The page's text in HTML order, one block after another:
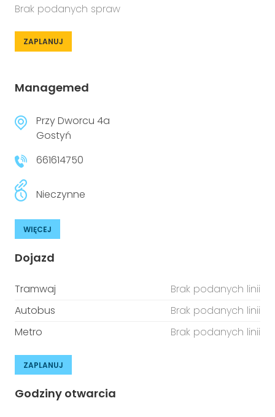
Brak podanych spraw
ZAPLANUJ
Managemed
Przy Dworcu 4a
Gostyń
661614750
Nieczynne
WIĘCEJ
Dojazd
Tramwaj
Brak podanych linii
Autobus
Brak podanych linii
Metro
Brak podanych linii
ZAPLANUJ
Godziny otwarcia